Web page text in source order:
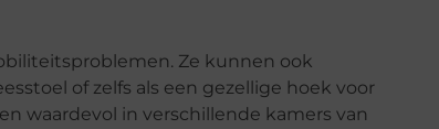
Ze kunnen ook
of zelfs als een gezellige hoek voor
waardevol in verschillende kamers van